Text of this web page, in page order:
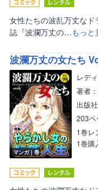
女性たちの波乱万丈な
誌『波瀾万丈の…もっと
波瀾万丈の女たち
マンガ｜巻
レデ
著者
出版
203ペ
1巻レ
1巻購